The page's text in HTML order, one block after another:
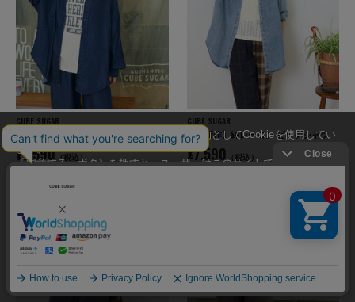
CUBE SUGAR
【秋新作】綿レーヨン ビッグシャツ
¥7,590 （税込）
CUBE SUGAR
【秋新作】綿レーヨン ビッグシャツ
¥7,590 （税込）
当サイトではユーザーの利便性向上を目的としてCookieを使用してい
ます。
「同意する」ボタンを押すと、ユーザーはこのサイトでのCookieの使
Cookieの使用に関する詳細は「
」をご覧ください。